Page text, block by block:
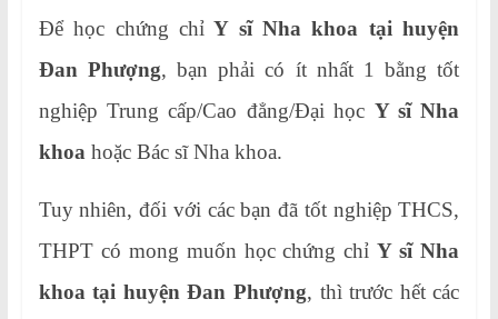
Để học chứng chỉY sĩ Nha khoa tại huyện
Đan Phượng, bạn phải có ít nhất 1 bằng tốt
nghiệp Trung cấp/Cao đẳng/Đại học Y sĩ Nha
khoa hoặc Bác sĩ Nha khoa.
Tuy nhiên, đối với các bạn đã tốt nghiệp THCS,
THPT có mong muốn học chứng chỉY sĩ Nha
khoa tại huyện Đan Phượng, thì trước hết các